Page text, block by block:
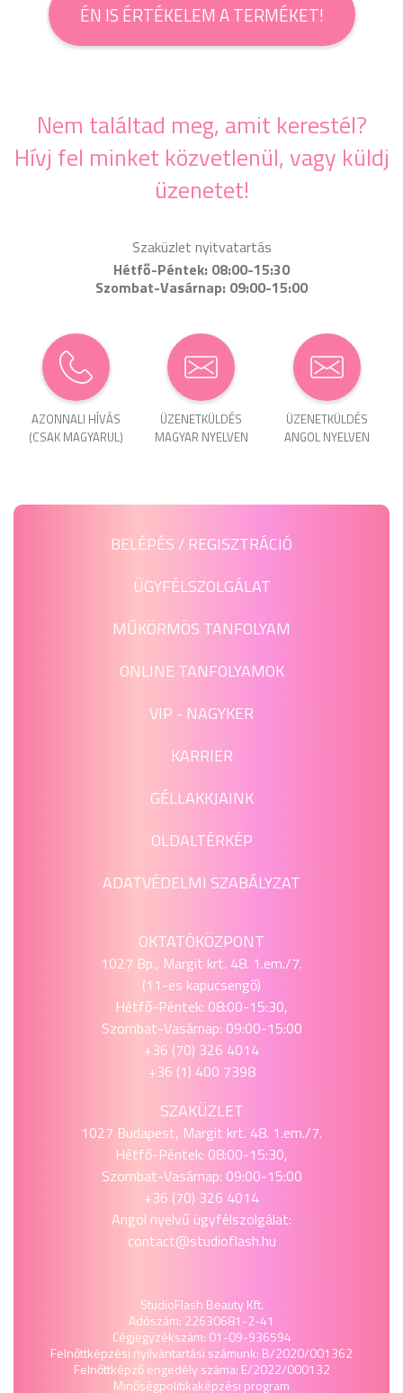
ÉN IS ÉRTÉKELEM A TERMÉKET!
Nem találtad meg, amit kerestél?
Hívj fel minket közvetlenül, vagy küldj
üzenetet!
Szaküzlet nyitvatartás
Hétfő-Péntek: 08:00-15:30
Szombat-Vasárnap: 09:00-15:00
AZONNALI HÍVÁS
(CSAK MAGYARUL)
ÜZENET­KÜLDÉS
MAGYAR NYELVEN
ÜZENET­KÜLDÉS
ANGOL NYELVEN
BELÉPÉS / REGISZTRÁCIÓ
ÜGYFÉLSZOLGÁLAT
MŰKÖRMÖS TANFOLYAM
ONLINE TANFOLYAMOK
VIP - NAGYKER
KARRIER
GÉLLAKKJAINK
OLDALTÉRKÉP
ADATVÉDELMI SZABÁLYZAT
OKTATÓKÖZPONT
1027 Bp., Margit krt. 48. 1.em./7.
(11-es kapucsengő)
Hétfő-Péntek: 08:00-15:30,
Szombat-Vasárnap: 09:00-15:00
+36 (70) 326 4014
+36 (1) 400 7398
SZAKÜZLET
1027 Budapest, Margit krt. 48. 1.em./7.
Hétfő-Péntek: 08:00-15:30,
Szombat-Vasárnap: 09:00-15:00
+36 (70) 326 4014
Angol nyelvű ügyfélszolgálat:
contact@studioflash.hu
StudioFlash Beauty Kft.
Adószám: 22630681-2-41
Cégjegyzékszám: 01-09-936594
Felnőttképzési nyilvántartási számunk: B/2020/001362
Felnőttképző engedély száma: E/2022/000132
Minőségpolitikaképzési program